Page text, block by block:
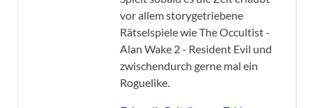
vor allem storygetriebene
Rätselspiele wie The Occultist -
Alan Wake 2 - Resident Evil und
zwischendurch gerne mal ein
Roguelike.